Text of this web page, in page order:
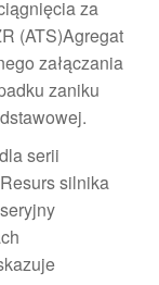
za
(ATS)Agregat
załączania
zaniku
serii
silnika